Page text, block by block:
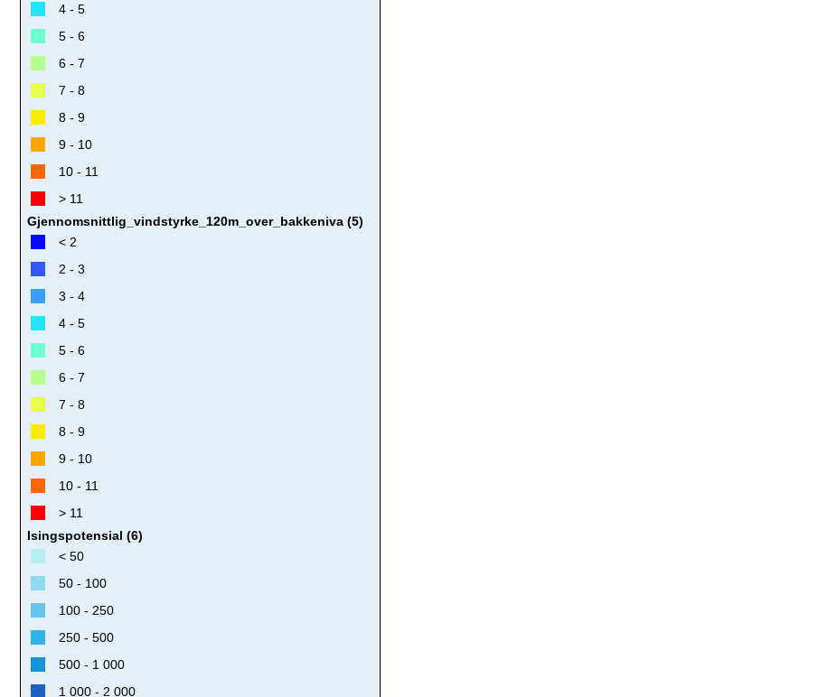
4 - 5
5 - 6
6 - 7
7 - 8
8 - 9
9 - 10
10 - 11
> 11
Gjennomsnittlig_vindstyrke_120m_over_bakkeniva (5)
< 2
2 - 3
3 - 4
4 - 5
5 - 6
6 - 7
7 - 8
8 - 9
9 - 10
10 - 11
> 11
Isingspotensial (6)
< 50
50 - 100
100 - 250
250 - 500
500 - 1 000
1 000 - 2 000